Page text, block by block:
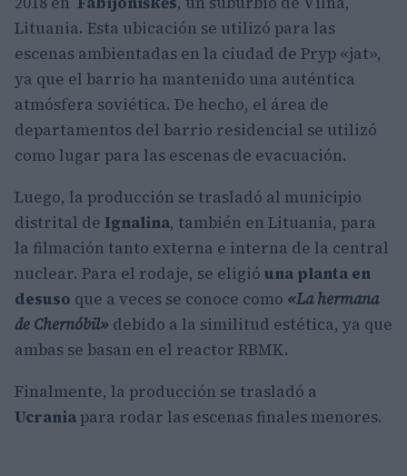
Lituania. Esta ubicación se utilizó para las
escenas ambientadas en la ciudad de Pryp «jat»,
ya que el barrio ha mantenido una auténtica
atmósfera soviética. De hecho, el área de
departamentos del barrio residencial se utilizó
como lugar para las escenas de evacuación.
Luego, la producción se trasladó al municipio
distrital de Ignalina, también en Lituania, para
la filmación tanto externa e interna de la central
nuclear. Para el rodaje, se eligió una planta en
desuso que a veces se conoce como «La hermana
de Chernóbil» debido a la similitud estética, ya que
ambas se basan en el reactor RBMK.
Finalmente, la producción se trasladó a
Ucraniapara rodar las escenas finales menores.